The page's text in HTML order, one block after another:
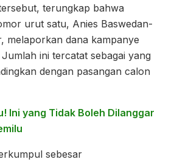
terungkap bahwa
urut satu, Anies Baswedan-
melaporkan dana kampanye
Jumlah ini tercatat sebagai yang
dengan pasangan calon
Ini yang Tidak Boleh Dilanggar
sebesar